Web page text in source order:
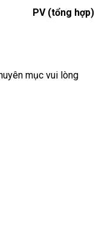
PV (tổng hợp)
mục vui lòng